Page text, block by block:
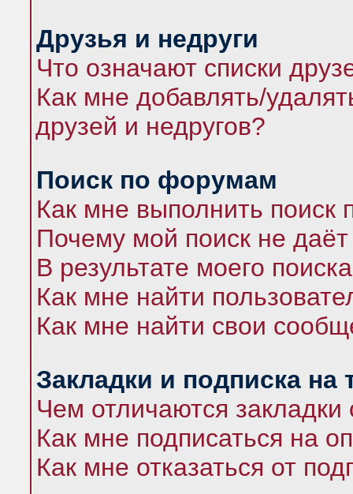
Друзья и недруги
Что означают списки
Как мне добавлять/
друзей и недругов?
Поиск по форумам
Как мне выполнить
Почему мой поиск не даёт
В результате моего
Как мне найти
Как мне найти свои
Закладки и подписка на
Чем отличаются закладки
Как мне подписаться на
Как мне отказаться от